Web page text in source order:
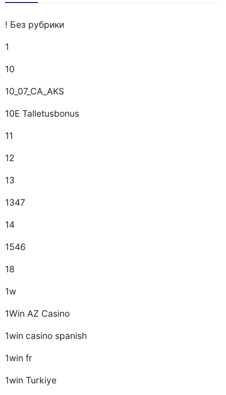
! Без рубрики
1
10
10_07_CA_AKS
10E Talletusbonus
11
12
13
1347
14
1546
18
1w
1Win AZ Casino
1win casino spanish
1win fr
1win Turkiye